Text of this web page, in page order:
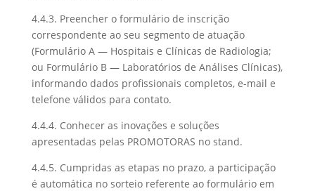
4.4.3. Preencher o formulário de inscrição
correspondente ao seu segmento de atuação
(Formulário A — Hospitais e Clínicas de Radiologia;
ou Formulário B — Laboratórios de Análises Clínicas),
informando dados profissionais completos, e-mail e
telefone válidos para contato.
4.4.4. Conhecer as inovações e soluções
apresentadas pelas PROMOTORAS no stand.
4.4.5. Cumpridas as etapas no prazo, a participação
é automática no sorteio referente ao formulário em